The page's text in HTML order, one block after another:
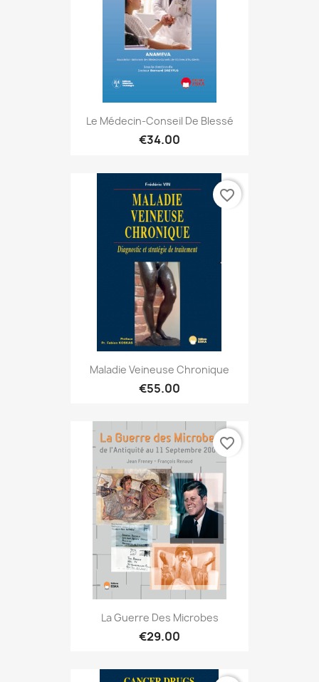
Le Médecin-Conseil De Blessé
€34.00
Maladie Veineuse Chronique
€55.00
favorite_border
La Guerre Des Microbes
€29.00
favorite_border